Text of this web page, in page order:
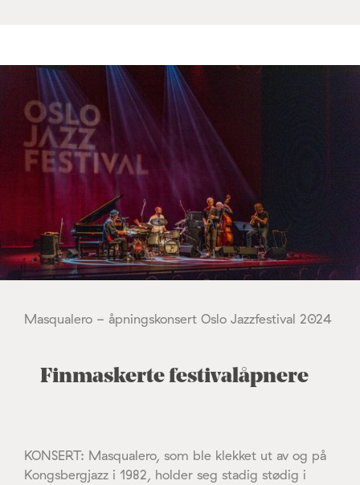
Masqualero - åpningskonsert Oslo Jazzfestival 2024
Finmaskerte festivalåpnere
KONSERT: Masqualero, som ble klekket ut av og på
Kongsbergjazz i 1982, holder seg stadig stødig i